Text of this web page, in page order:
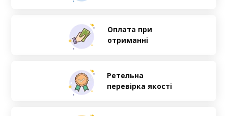
Оплата при
отриманні
Ретельна
перевірка якості